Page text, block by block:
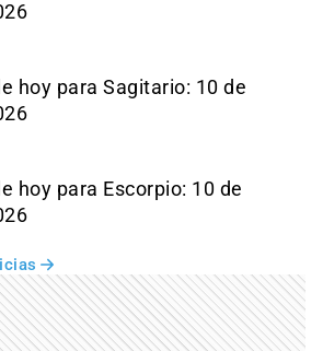
hoy para Sagitario: 10 de
hoy para Escorpio: 10 de